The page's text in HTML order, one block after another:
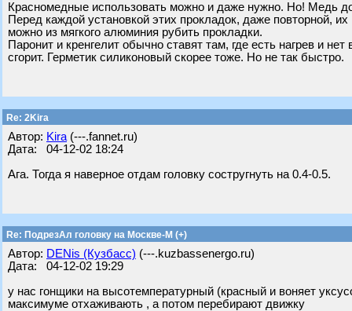
Красномедные использовать можно и даже нужно. Но! Медь
Перед каждой установкой этих прокладок, даже повторной,
можно из мягкого алюминия рубить прокладки.
Паронит и кренгелит обычно ставят там, где есть нагрев и
сгорит. Герметик силиконовый скорее тоже. Но не так быстро.
Re: 2Kira
Автор: Kira (---.fannet.ru)
Дата: 04-12-02 18:24
Ага. Тогда я наверное отдам головку состругнуть на 0.4-0.5.
Re: ПодрезАл головку на Москве-М (+)
Автор: DENis (Кузбасс) (---.kuzbassenergo.ru)
Дата: 04-12-02 19:29
у нас гонщики на высотемпературный (красный и воняет
максимуме отхаживають , а потом перебирают движку